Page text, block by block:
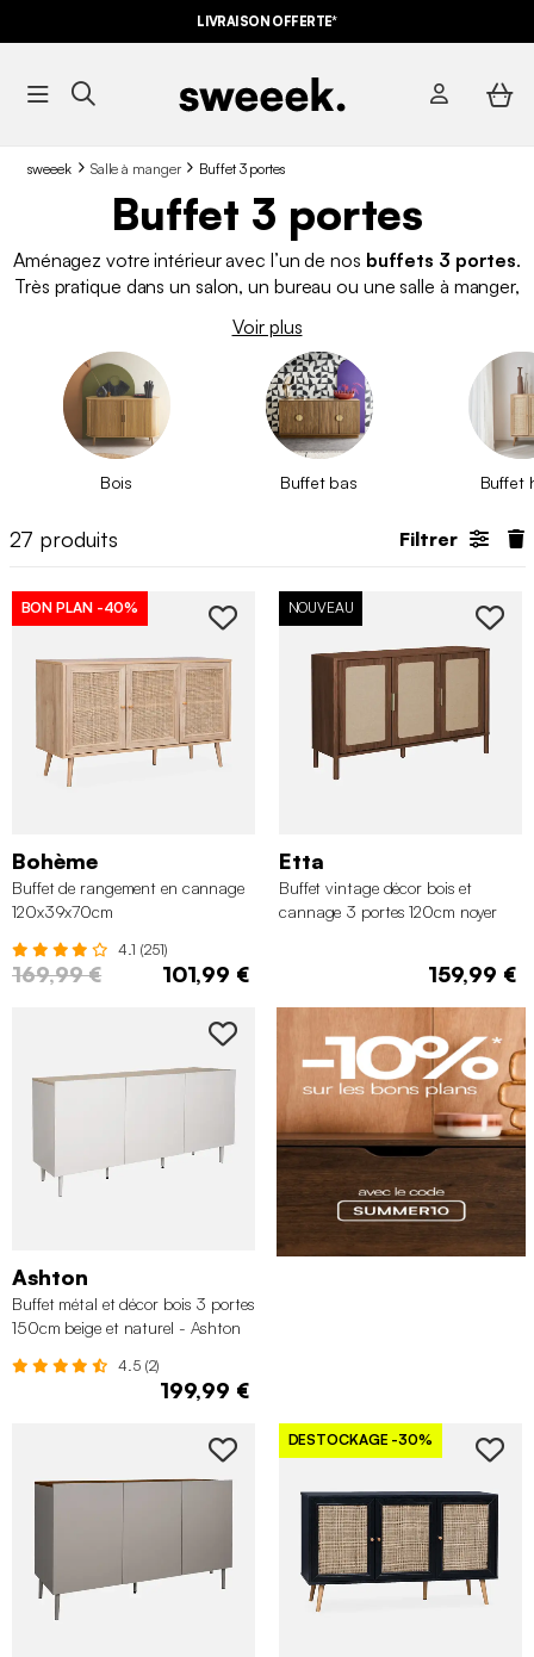
LIVRAISON OFFERTE*
sweeek Salle à manger Buffet 3 portes
Buffet 3 portes
Aménagez votre intérieur avec l’un de nos buffets 3 portes.
Très pratique dans un salon, un bureau ou une salle à manger,
, industriel ou design, il y a un type de
tous les goûts et pour toutes les envies.
Voir plus
Bois Buffet bas Buffet
27 produits Filtrer
BON PLAN -40%
Bohème
Buffet de rangement en cannage
120x39x70cm
4.1 (251)
169,99 € 101,99 €
NOUVEAU
Etta
Buffet vintage décor bois et
cannage 3 portes 120cm noyer
159,99 €
Ashton
Buffet métal et décor bois 3 portes
150cm beige et naturel - Ashton
4.5 (2)
199,99 €
DESTOCKAGE -30%